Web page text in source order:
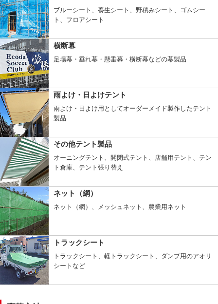
ブルーシート、養生シート、野積みシート、ゴムシー
ト、フロアシート
横断幕
足場幕・垂れ幕・懸垂幕・横断幕などの幕製品
雨よけ・日よけテント
雨よけ・日よけ用としてオーダーメイド製作したテント
製品
その他テント製品
オーニングテント、開閉式テント、店舗用テント、テン
ト倉庫、テント張り替え
ネット（網）
ネット（網）、メッシュネット、農業用ネット
トラックシート
トラックシート、軽トラックシート、ダンプ用のアオリ
シートなど